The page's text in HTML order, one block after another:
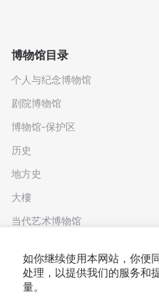
博物馆目录
个人与纪念博物馆
剧院博物馆
博物馆-保护区
历史
地方史
大樓
当代艺术博物馆
如你继续使用本网站，你便
处理，以提供我们的服务和
量。